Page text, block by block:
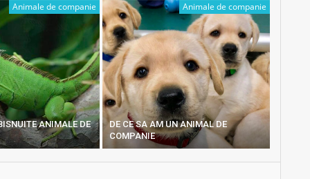
Animale de companie
ANIMALE DE
Animale de companie
DE CE SA AM UN ANIMAL DE
COMPANIE